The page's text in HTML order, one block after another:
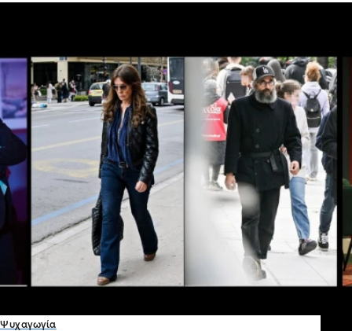
Ψυχαγωγία